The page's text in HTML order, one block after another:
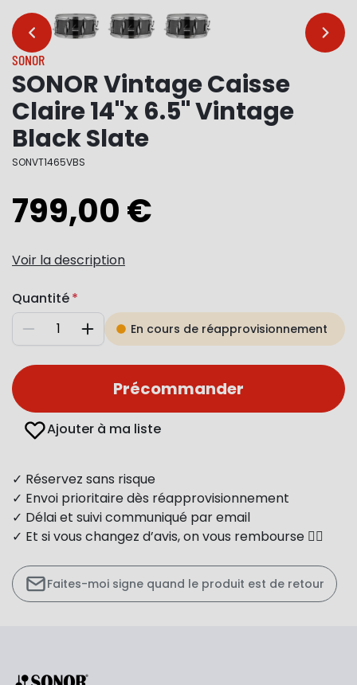
… …
SONOR
SONOR Vintage Caisse
Claire 14"x 6.5" Vintage
Black Slate
SONVT1465VBS
799,00 €
Voir la description
Quantité
Diminuer AugmenterEn cours de réapprovisionnement
Précommander
Ajouter à ma liste
✓ Réservez sans risque
✓ Envoi prioritaire dès réapprovisionnement
✓ Délai et suivi communiqué par email
✓ Et si vous changez d’avis, on vous rembourse 👍🏻
Faites-moi signe quand le produit est de retour